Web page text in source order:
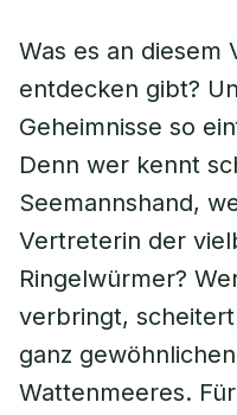
Was es an diesem
entdecken gibt?
Geheimnisse so
Denn wer kennt
Seemannshand,
Vertreterin der
Ringelwürmer?
verbringt,
ganz
Wattenmeeres.